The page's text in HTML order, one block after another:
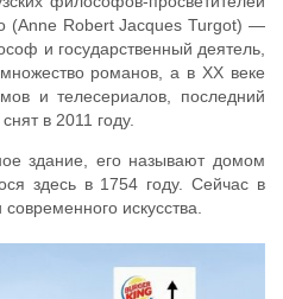
(Anne Robert Jacques Turgot) —
и государственный деятель,
романов, а в XX веке
и телесериалов, последний
в 2011 году.
здание, его называют домом
здесь в 1754 году. Сейчас в
искусства.